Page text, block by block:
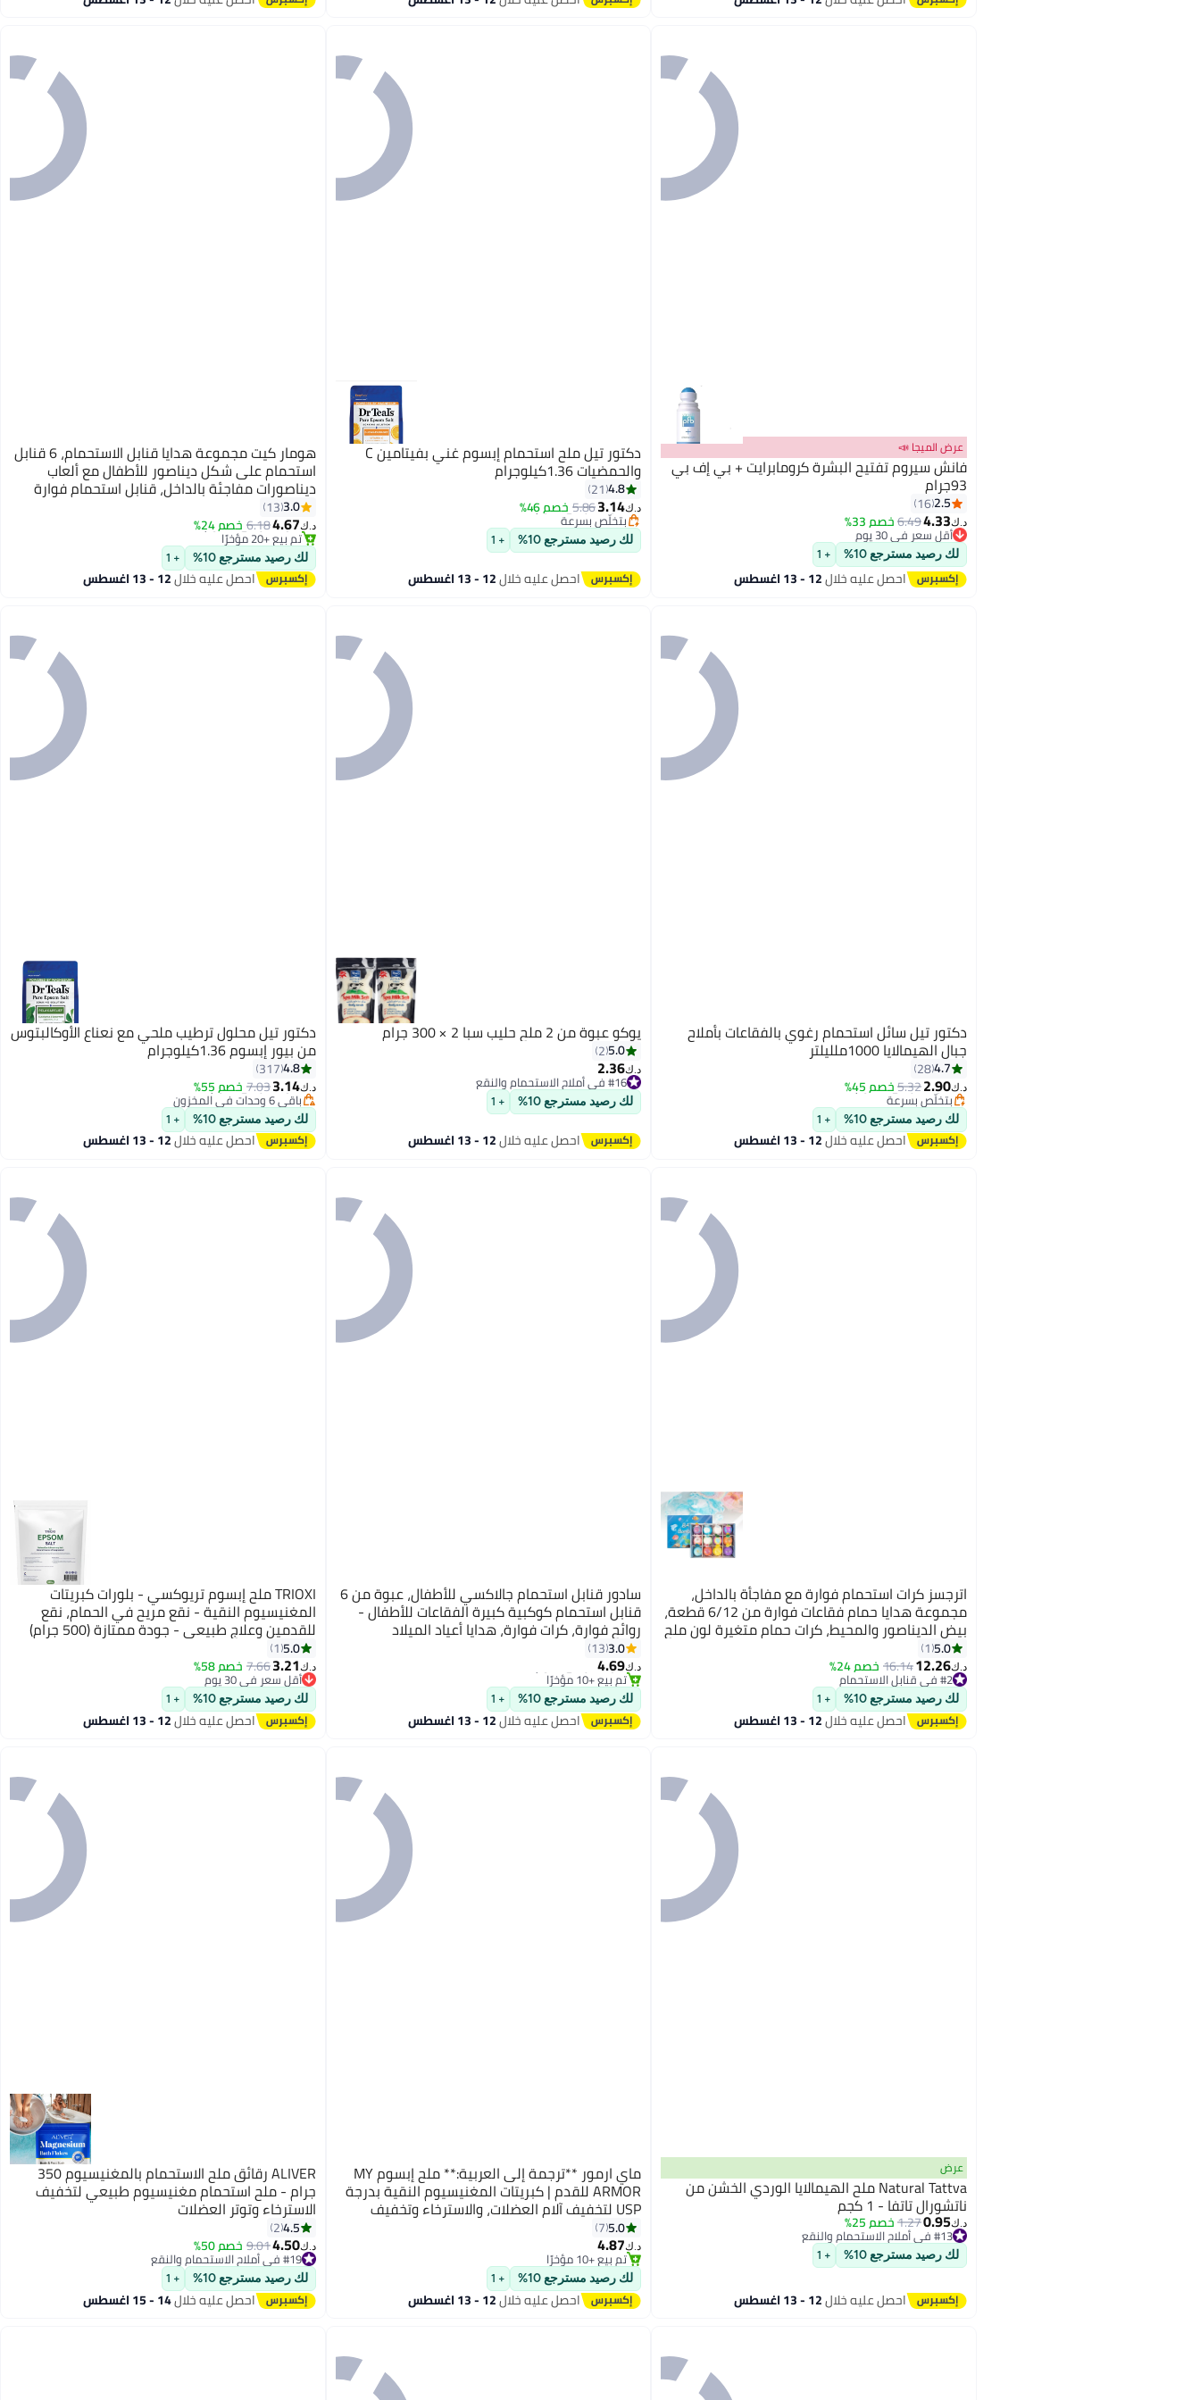
عرض الميجا 📣
فانش سيروم تفتيح البشرة كرومابرايت + بي إف بي
93جرام
2.5
16
د.ك‏4.33
6.49خصم 33%أقل سعر في 30 يوم
تم بيع +20 مؤخرًا
أقل سعر في 30 يوم
لك رصيد مسترجع 10% + 1
احصل عليه خلال12 - 13 اغسطس
دكتور تيل ملح استحمام إبسوم غني بفيتامين C
والحمضيات 1.36كيلوجرام
4.8
21
د.ك‏3.14
5.86خصم 46%
#9 في أملاح الاستحمام والنقع
أقل سعر في 7 يوم
بتخلّص بسرعة
تم بيع +30 مؤخرًا
#9 في أملاح الاستحمام والنقع
لك رصيد مسترجع 10% + 1
احصل عليه خلال12 - 13 اغسطس
هومار كيت مجموعة هدايا قنابل الاستحمام، 6 قنابل
استحمام على شكل ديناصور للأطفال مع ألعاب
ديناصورات مفاجئة بالداخل، قنابل استحمام فوارة
طبيعية عضوية مصنوعة يدويًا للأطفال، قنابل
استحمام فقاعية مثالية لأعياد الميلاد وعيد الفصح
للأولاد والبنات
3.0
13
د.ك‏4.67
6.18خصم 24%
#3 في قنابل الاستحمام
أقل سعر في 30 يوم
تم بيع +20 مؤخرًا
#3 في قنابل الاستحمام
لك رصيد مسترجع 10% + 1
احصل عليه خلال12 - 13 اغسطس
دكتور تيل سائل استحمام رغوي بالفقاعات بأملاح
جبال الهيمالايا 1000ملليلتر
4.7
28
د.ك‏2.90
5.32خصم 45%
#2 في فقاعة الحمام
أقل سعر في 30 يوم
بتخلّص بسرعة
تم بيع +30 مؤخرًا
#2 في فقاعة الحمام
لك رصيد مسترجع 10% + 1
احصل عليه خلال12 - 13 اغسطس
يوكو عبوة من 2 ملح حليب سبا 2 × 300 جرام
5.0
2
د.ك‏2.36
#16 في أملاح الاستحمام والنقع
تم بيع +10 مؤخرًا
#16 في أملاح الاستحمام والنقع
لك رصيد مسترجع 10% + 1
احصل عليه خلال12 - 13 اغسطس
دكتور تيل محلول ترطيب ملحي مع نعناع الأوكالبتوس
من بيور إبسوم 1.36كيلوجرام
4.8
317
د.ك‏3.14
7.03خصم 55%
#5 في أملاح الاستحمام والنقع
أقل سعر في 7 يوم
باقي 6 وحدات في المخزون
تم بيع +70 مؤخرًا
#5 في أملاح الاستحمام والنقع
لك رصيد مسترجع 10% + 1
احصل عليه خلال12 - 13 اغسطس
اترجسز كرات استحمام فوارة مع مفاجأة بالداخل،
مجموعة هدايا حمام فقاعات فوارة من 6/12 قطعة،
بيض الديناصور والمحيط، كرات حمام متغيرة لون ملح
البحر الطبيعي وعيد الفصح (حيوانات بحرية، 12
قطعة)
5.0
1
د.ك‏12.26
16.14خصم 24% #2 في قنابل الاستحمام
تم بيع +10 مؤخرًا
#2 في قنابل الاستحمام
لك رصيد مسترجع 10% + 1
احصل عليه خلال12 - 13 اغسطس
سادور قنابل استحمام جالاكسي للأطفال، عبوة من 6
قنابل استحمام كوكبية كبيرة الفقاعات للأطفال -
روائح فوارة، كرات فوارة، هدايا أعياد الميلاد
والكريسماس والعطلات للأولاد والبنات
3.0
13
د.ك‏4.69
#7 في قنابل الاستحمام
أقل سعر في 7 يوم
تم بيع +10 مؤخرًا
#7 في قنابل الاستحمام
لك رصيد مسترجع 10% + 1
احصل عليه خلال12 - 13 اغسطس
TRIOXI ملح إبسوم تريوكسي - بلورات كبريتات
المغنيسيوم النقية - نقع مريح في الحمام، نقع
للقدمين وعلاج طبيعي - جودة ممتازة (500 جرام)
5.0
1
د.ك‏3.21
7.66خصم 58%
أقل سعر في 30 يوم
أقل سعر في 30 يوم
لك رصيد مسترجع 10% + 1
احصل عليه خلال12 - 13 اغسطس
عرض
Natural Tattva ملح الهيمالايا الوردي الخشن من
ناتشورال تاتفا - 1 كجم
د.ك‏0.95
1.27خصم 25% #13 في أملاح الاستحمام والنقع
تم بيع +20 مؤخرًا
#13 في أملاح الاستحمام والنقع
لك رصيد مسترجع 10% + 1
احصل عليه خلال12 - 13 اغسطس
ماي ارمور **ترجمة إلى العربية:** ملح إبسوم MY
ARMOR للقدم | كبريتات المغنيسيوم النقية بدرجة
USP لتخفيف آلام العضلات، والاسترخاء وتخفيف
التوتر، ونقع القدمين، والبستنة | ملح إبسوم غير
منكّه | مع ملعقة قياس مجانية
5.0
7
د.ك‏4.87
تم بيع +10 مؤخرًا
تم بيع +10 مؤخرًا
لك رصيد مسترجع 10% + 1
احصل عليه خلال12 - 13 اغسطس
ALIVER رقائق ملح الاستحمام بالمغنيسيوم 350
جرام - ملح استحمام مغنيسيوم طبيعي لتخفيف
الاسترخاء وتوتر العضلات
4.5
2
د.ك‏4.50
9.01خصم 50%
#19 في أملاح الاستحمام والنقع
#19 في أملاح الاستحمام والنقع
لك رصيد مسترجع 10% + 1
احصل عليه خلال14 - 15 اغسطس